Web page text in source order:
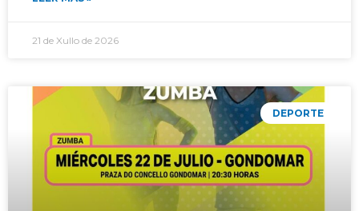
21 de Xullo de 2026
DEPORTE